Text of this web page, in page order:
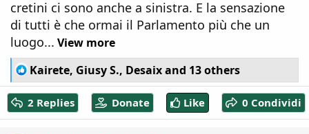
cretini ci sono anche a sinistra. E la sensazione
di tutti è che ormai il Parlamento più che un
luogo... View more
R
e
a
c
t
Kairete, Giusy S., Desaixand 13 others
2 Replies Donate Like 0 Condividi